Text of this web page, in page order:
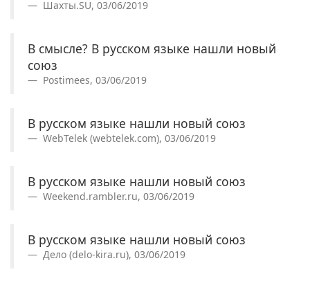
Шахты.SU, 03/06/2019
В смысле? В русском языке нашли новый
союз
Postimees, 03/06/2019
В русском языке нашли новый союз
WebTelek (webtelek.com), 03/06/2019
В русском языке нашли новый союз
Weekend.rambler.ru, 03/06/2019
В русском языке нашли новый союз
Дело (delo-kira.ru), 03/06/2019